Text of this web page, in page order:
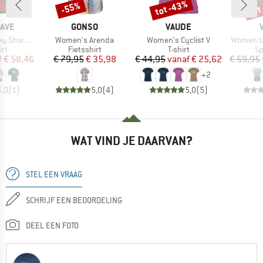
Sleeve
prijs
€ 58,46
(1)
MERK
GONSO
Artikel
Women's Arenda
Productgroep
Fietsshirt
Prijs
€ 79,95Verlaagde prijs
€ 35,98
5,0(4)
Korting
-55%
MERK
VAUDE
Artikel
Women's Cyclist V
Productgroep
T-shirt
Prijs
€ 44,95 Verlaagde prijs
vanaf€ 25,62
+2
5,0(5)
Korting
tot -43%
Artikel
€ 59,95
WAT VIND JE DAARVAN?
STEL EEN VRAAG
SCHRIJF EEN BEOORDELING
DEEL EEN FOTO